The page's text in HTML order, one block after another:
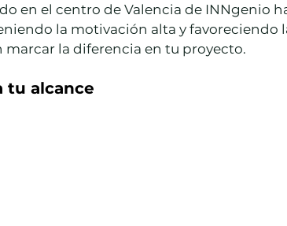
en el centro de Valencia de INNgenio
la motivación alta y favoreciendo
marcar la diferencia en tu proyecto.
tu alcance